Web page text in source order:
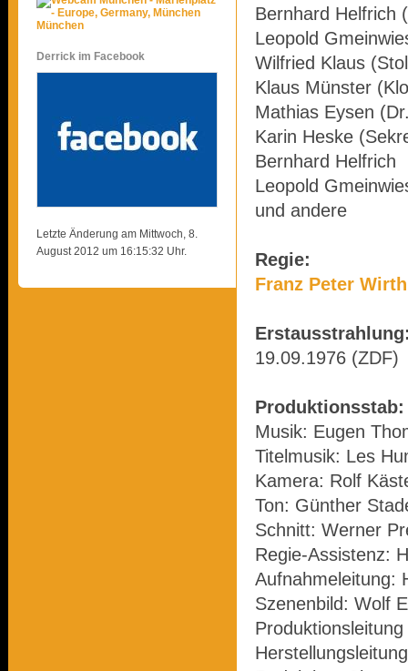
München
Derrick im Facebook
Letzte Änderung am Mittwoch, 8.
August 2012 um 16:15:32 Uhr.
Bernhard Helfrich
Leopold
Wilfried Klaus
Klaus Münster
Mathias Eysen
Karin Heske
Bernhard Helfrich
Leopold
und andere
Regie:
Franz Peter Wirth
19.09.1976 (ZDF)
Produktionsstab:
Musik: Eugen
Titelmusik: Les
Kamera: Rolf
Ton: Günther
Schnitt: Werner
Regie-Assistenz:
Aufnahmeleitung:
Szenenbild: Wolf